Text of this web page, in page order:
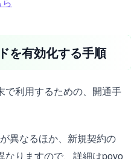
を有効化する手順
で利用するための、開通手
異なるほか、新規契約の
なりますので、詳細はpovo